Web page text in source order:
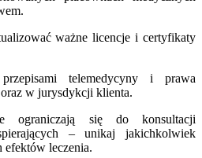
ważne licencje i certyfikaty
telemedycyny i prawa
w jurysdykcji klienta.
ograniczają się do konsultacji
– unikaj jakichkolwiek
efektów leczenia.